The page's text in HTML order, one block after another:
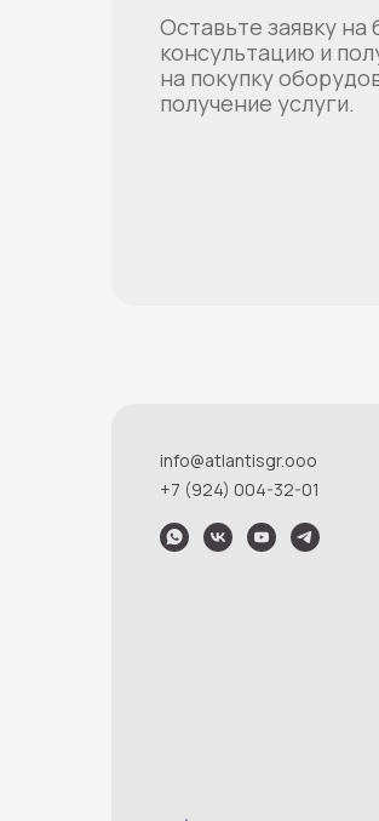
Оставьте заявку на
консультацию и
на покупку
получение услуги.
+7 (924) 004-32-01
info@atlantisgr.ooo